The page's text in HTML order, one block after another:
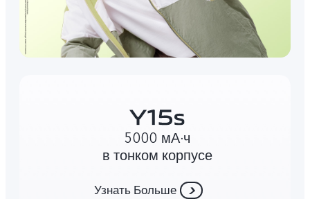
5000 мА∙ч
в тонком корпусе
Узнать Больше